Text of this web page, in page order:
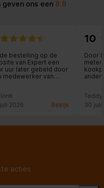
geven ons een8.9
bestelling op de
van Expert een
uur later gebeld door
medewerker van
Deze bezorging
op tijd en werd
bij de voordeur
2026
Bekijk
10
Door
van
Teddy
30 juli
acties